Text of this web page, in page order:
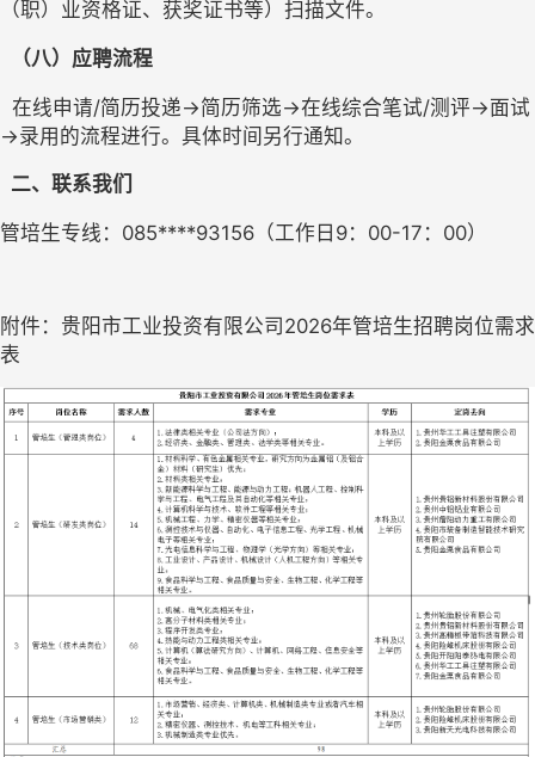
（职）业资格证、 获奖证书等）扫描文件。
（八）应聘流程
在线申请/简历投递→简历筛选→在线综合笔试/测评→面试
→录用的流程进行。 具体时间另行通知。
二、联系我们
管培生专线： 085****93156（工作日9：00-17：00）
附件： 贵阳市工业投资有限公司2026年管培生招聘岗位需求
表